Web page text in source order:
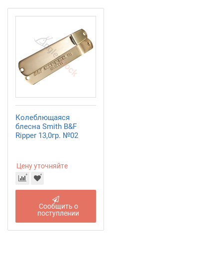
Колеблющаяся
блесна Smith B&F
Ripper 13,0гр. №02
Цену уточняйте
Сообщить о
поступлении